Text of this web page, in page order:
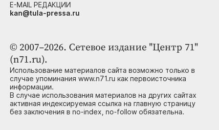
© 2007–2026. Сетевое издание "Центр 71"
(n71.ru).
Использование материалов сайта возможно только в
случае упоминания www.n71.ru как первоисточника
информации.
В случае использования материалов на других сайтах
активная индексируемая ссылка на главную страницу
без заключения в no-index, no-follow обязательна.
E-MAIL РЕДАКЦИИ
kan@tula-pressa.ru